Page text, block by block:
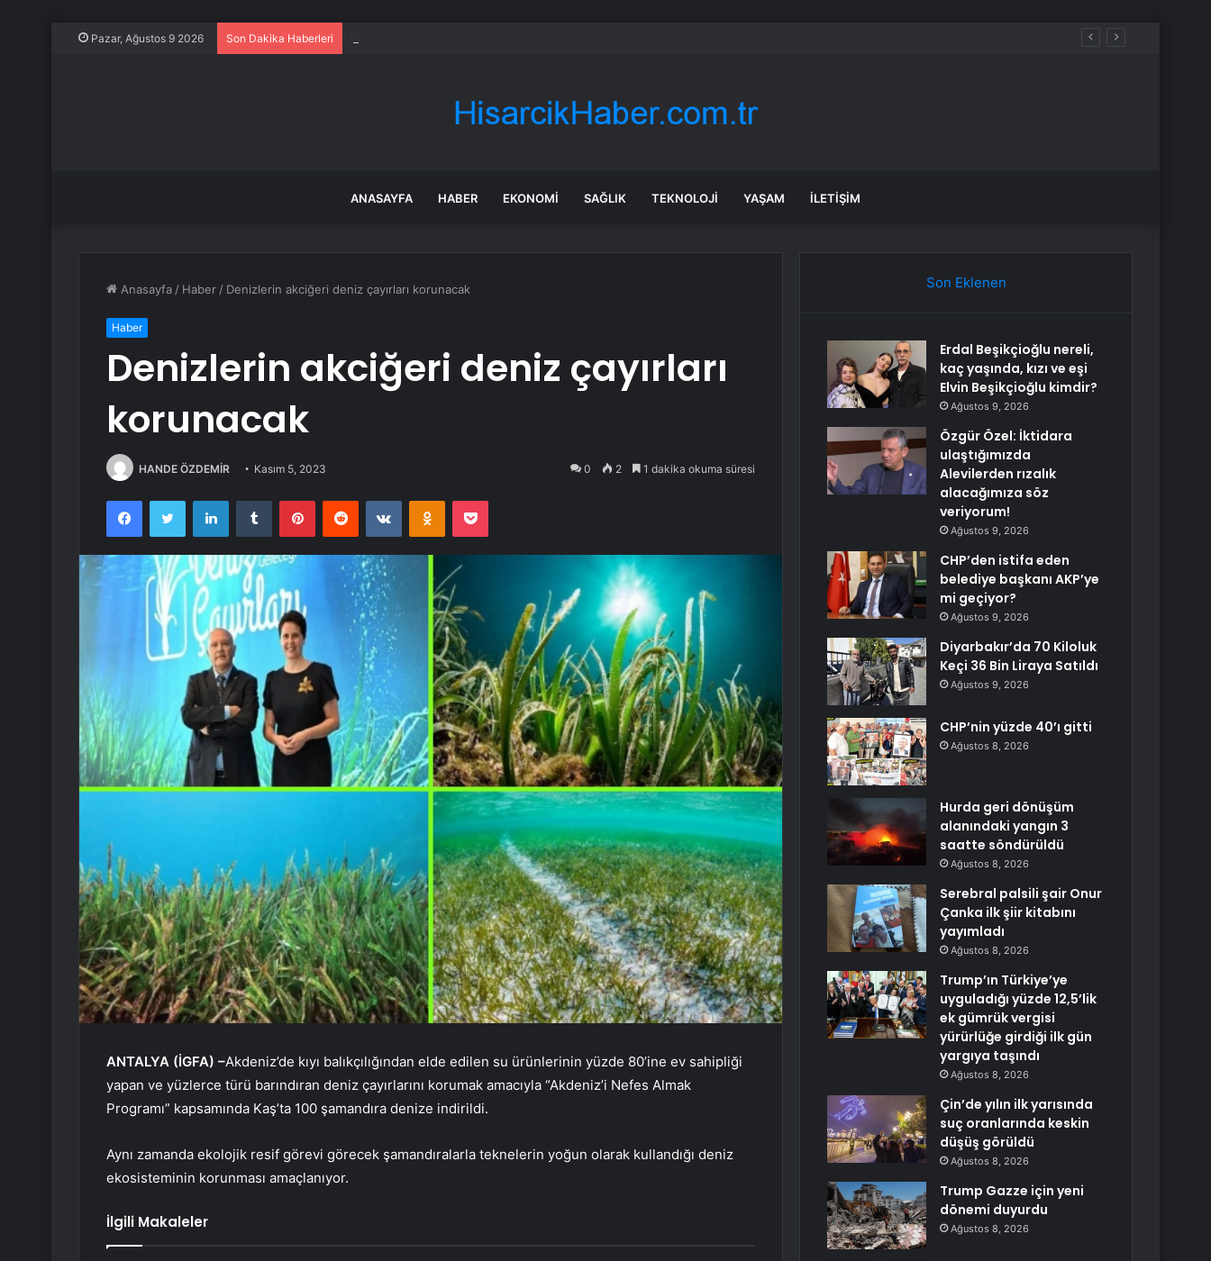
Pazar, Ağustos 9 2026 Son Dakika Haberleri Özgür Özel: İktidara ulaştığımızda Alevilerden rızalık alacağımıza söz veriyorum!
ANASAYFA HABER EKONOMI SAĞLIK TEKNOLOJI YAŞAM İLETIŞIM
Anasayfa / Haber / Denizlerin akciğeri deniz çayırları korunacak
Haber
Denizlerin akciğeri deniz çayırları
korunacak
HANDE ÖZDEMİR Kasım 5, 2023 0 2 1 dakika okuma süresi
FacebookTwitter LinkedInTumblr PinterestReddit VKontakteOdnoklassniki
Pocket
ANTALYA (İGFA) –Akdeniz’de kıyı balıkçılığından elde edilen su ürünlerinin yüzde 80’ine ev sahipliği
yapan ve yüzlerce türü barındıran deniz çayırlarını korumak amacıyla “Akdeniz’i Nefes Almak
Programı” kapsamında Kaş’ta 100 şamandıra denize indirildi.
Aynı zamanda ekolojik resif görevi görecek şamandıralarla teknelerin yoğun olarak kullandığı deniz
ekosisteminin korunması amaçlanıyor.
İlgili Makaleler
Son Eklenen
Erdal Beşikçioğlu nereli,
kaç yaşında, kızı ve eşi
Elvin Beşikçioğlu kimdir?
Ağustos 9, 2026
Özgür Özel: İktidara
ulaştığımızda
Alevilerden rızalık
alacağımıza söz
veriyorum!
Ağustos 9, 2026
CHP’den istifa eden
belediye başkanı AKP’ye
mi geçiyor?
Ağustos 9, 2026
Diyarbakır’da 70 Kiloluk
Keçi 36 Bin Liraya Satıldı
Ağustos 9, 2026
CHP’nin yüzde 40’ı gitti
Ağustos 8, 2026
Hurda geri dönüşüm
alanındaki yangın 3
saatte söndürüldü
Ağustos 8, 2026
Serebral palsili şair Onur
Çanka ilk şiir kitabını
yayımladı
Ağustos 8, 2026
Trump’ın Türkiye’ye
uyguladığı yüzde 12,5’lik
ek gümrük vergisi
yürürlüğe girdiği ilk gün
yargıya taşındı
Ağustos 8, 2026
Çin’de yılın ilk yarısında
suç oranlarında keskin
düşüş görüldü
Ağustos 8, 2026
Trump Gazze için yeni
dönemi duyurdu
Ağustos 8, 2026